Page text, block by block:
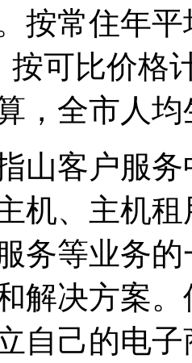
按常住年
按可比价格
，全市人
山客户服
机、主机
务等业务
解决方案
自己的电